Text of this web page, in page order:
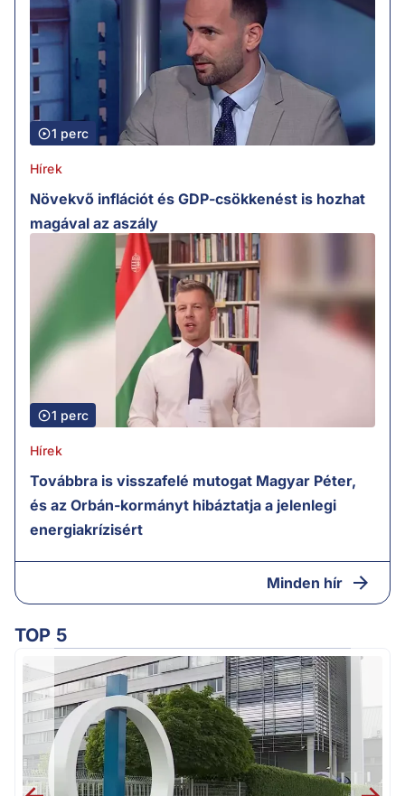
1 perc
Hírek
Növekvő inflációt és GDP-csökkenést is hozhat
magával az aszály
1 perc
Hírek
Továbbra is visszafelé mutogat Magyar Péter,
és az Orbán-kormányt hibáztatja a jelenlegi
energiakrízisért
Minden hír
TOP 5